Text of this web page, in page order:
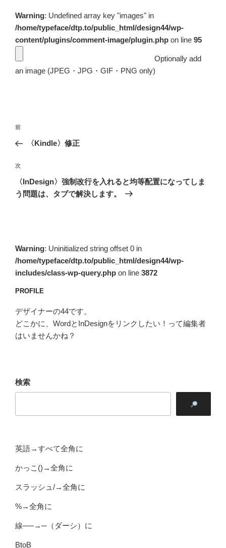
Warning: Undefined array key "images" in
/home/typeface/dtp.to/public_html/design44/wp-
content/plugins/comment-image/plugin.php on line 95
Optionally add
an image (JPEG・JPG・GIF・PNG only)
投
ナ
ビ
ゲ
ー
前
の
稿
前
〈Kindle〉修正
次
の
投
次
〈InDesign〉強制改行を入れると均等配置になってしま
う問題は、タブで解決します。
Warning: Uninitialized string offset 0 in
/home/typeface/dtp.to/public_html/design44/wp-
includes/class-wp-query.php on line 3872
PROFILE
デザイナーの44です。
どこかに、WordとInDesignをリンクしたい！って編集者
はいませんかね？
検索
英語→すべて全角に
かっこ()→全角に
スラッシュ/→全角に
%→全角に
線──→─（ダーシ）に
BtoB